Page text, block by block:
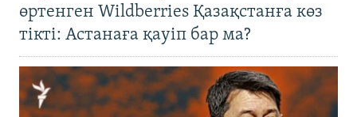
өртенген Wildberries Қазақстанға көз
тікті: Астанаға қауіп бар ма?